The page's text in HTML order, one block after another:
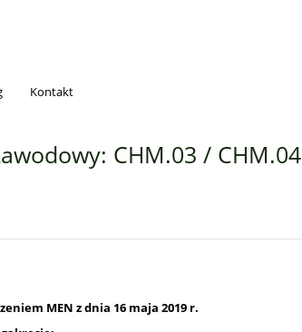
Kontakt
CHM.03 / CHM.04
MEN z dnia 16 maja 2019 r.